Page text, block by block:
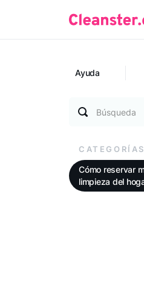
Ayuda
Búsqueda
CATEGORÍAS
Cómo reservar
limpieza del